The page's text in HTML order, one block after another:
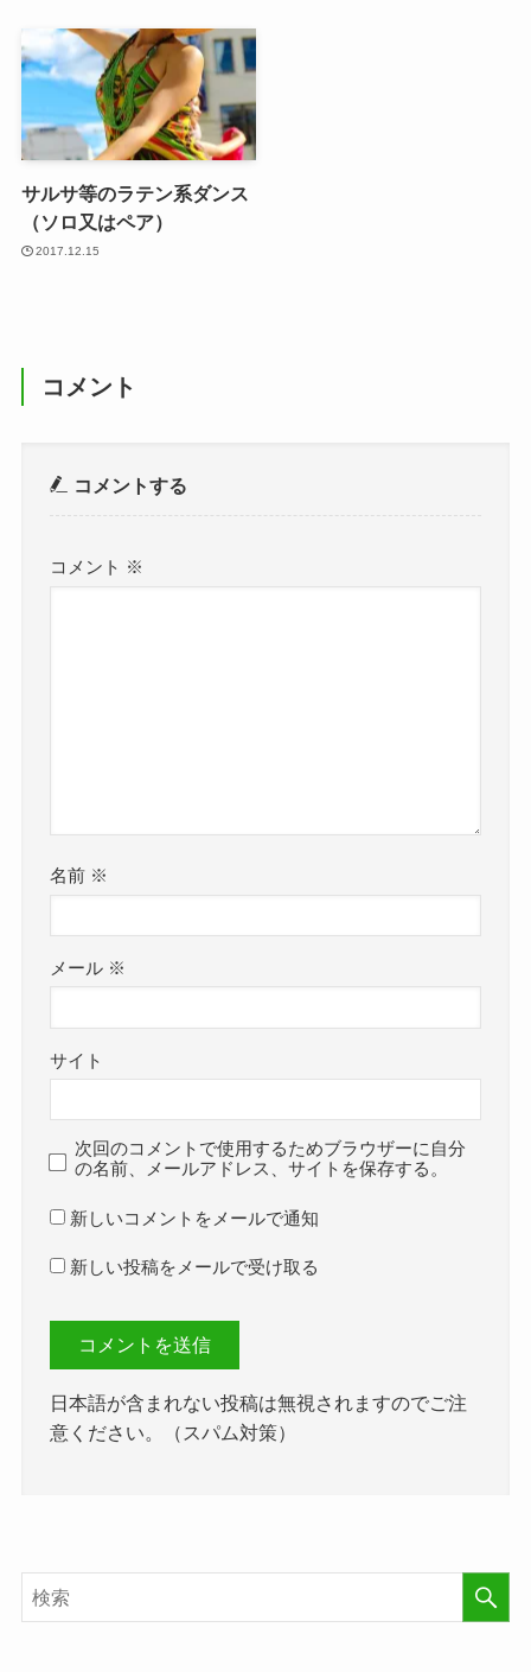
サルサ等のラテン系ダンス
（ソロ又はペア）
2017.12.15
コメント
コメントする
コメント ※
名前 ※
メール ※
サイト
次回のコメントで使用するためブラウザーに自分
の名前、メールアドレス、サイトを保存する。
新しいコメントをメールで通知
新しい投稿をメールで受け取る
日本語が含まれない投稿は無視されますのでご注
意ください。（スパム対策）